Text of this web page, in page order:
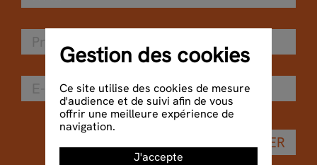
VALIDER
Gestion des cookies
Ce site utilise des cookies de mesure
d'audience et de suivi afin de vous
offrir une meilleure expérience de
navigation.
J'accepte